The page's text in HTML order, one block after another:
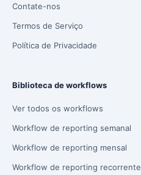
Contate-nos
Termos de Serviço
Política de Privacidade
Biblioteca de workflows
Ver todos os workflows
Workflow de reporting semanal
Workflow de reporting mensal
Workflow de reporting recorrente